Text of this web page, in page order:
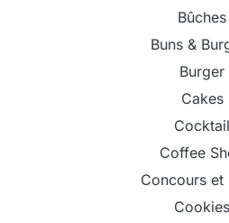
Bûches
Buns &
Burger
Cakes
Cocktail
Coffee
Concours et
Cookies